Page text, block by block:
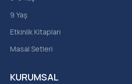
KURUMSAL
9 Yaş
Etkinlik Kitapları
Masal Setleri